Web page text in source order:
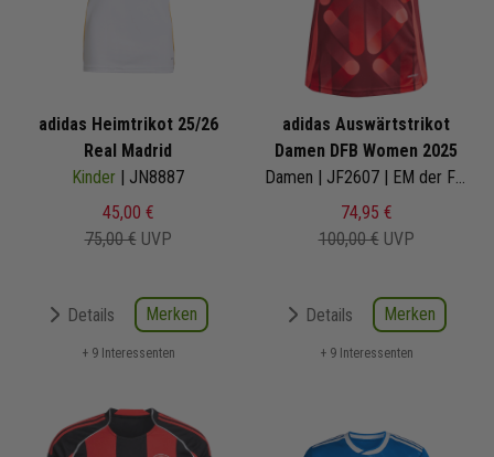
adidas Heimtrikot 25/26
Real Madrid
Kinder | JN8887
45,00 €
75,00 € UVP
Details Merken
+ 9 Interessenten
adidas Auswärtstrikot
Damen DFB Women 2025
Damen | JF2607 | EM der Frauen 2025
74,95 €
100,00 € UVP
Details Merken
+ 9 Interessenten